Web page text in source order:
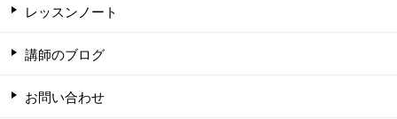
レッスンノート
講師のブログ
お問い合わせ